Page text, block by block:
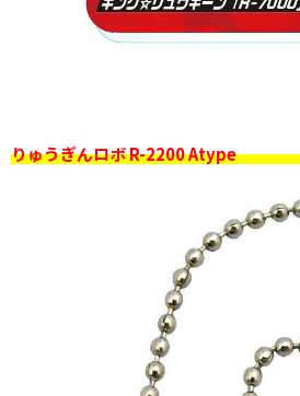
りゅうぎんロボ R-2200 Atype